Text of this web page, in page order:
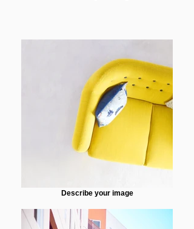
Describe your image